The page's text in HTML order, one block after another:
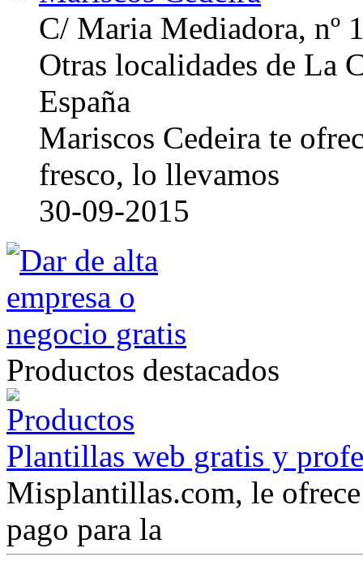
C/ Maria Mediadora, nº
Otras localidades de La
España
Mariscos Cedeira te
fresco, lo llevamos
30-09-2015
Productos destacados
Plantillas web gratis y
Misplantillas.com, le
pago para la